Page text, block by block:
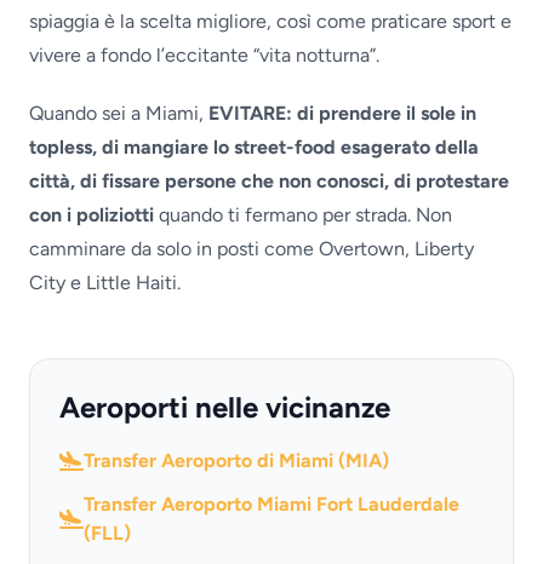
spiaggia è la scelta migliore, così come praticare sport e
vivere a fondo l’eccitante “vita notturna”.
Quando sei a Miami, EVITARE: di prendere il sole in
topless, di mangiare lo street-food esagerato della
città, di fissare persone che non conosci, di protestare
con i poliziotti quando ti fermano per strada. Non
camminare da solo in posti come Overtown, Liberty
City e Little Haiti.
Aeroporti nelle vicinanze
Transfer Aeroporto di Miami (MIA)
Transfer Aeroporto Miami Fort Lauderdale
(FLL)